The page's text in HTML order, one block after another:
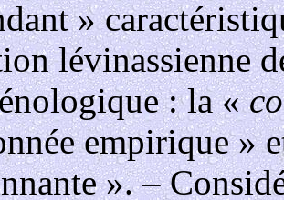
»
lévinassienne
: la «
empirique »
». –